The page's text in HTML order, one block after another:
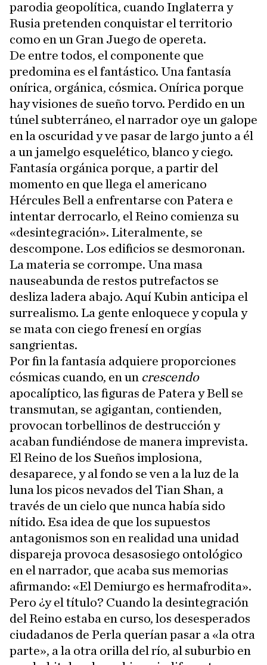
parodia geopolítica, cuando Inglaterra y
Rusia pretenden conquistar el territorio
como en un Gran Juego de opereta.
De entre todos, el componente que
predomina es el fantástico. Una fantasía
onírica, orgánica, cósmica. Onírica porque
hay visiones de sueño torvo. Perdido en un
túnel subterráneo, el narrador oye un galope
en la oscuridad y ve pasar de largo junto a él
a un jamelgo esquelético, blanco y ciego.
Fantasía orgánica porque, a partir del
momento en que llega el americano
Hércules Bell a enfrentarse con Patera e
intentar derrocarlo, el Reino comienza su
«desintegración». Literalmente, se
descompone. Los edificios se desmoronan.
La materia se corrompe. Una masa
nauseabunda de restos putrefactos se
desliza ladera abajo. Aquí Kubin anticipa el
surrealismo. La gente enloquece y copula y
se mata con ciego frenesí en orgías
sangrientas.
Por fin la fantasía adquiere proporciones
cósmicas cuando, en un crescendo
apocalíptico, las figuras de Patera y Bell se
transmutan, se agigantan, contienden,
provocan torbellinos de destrucción y
acaban fundiéndose de manera imprevista.
El Reino de los Sueños implosiona,
desaparece, y al fondo se ven a la luz de la
luna los picos nevados del Tian Shan, a
través de un cielo que nunca había sido
nítido. Esa idea de que los supuestos
antagonismos son en realidad una unidad
dispareja provoca desasosiego ontológico
en el narrador, que acaba sus memorias
afirmando: «El Demiurgo es hermafrodita».
Pero ¿y el título? Cuando la desintegración
del Reino estaba en curso, los desesperados
ciudadanos de Perla querían pasar a «la otra
parte», a la otra orilla del río, al suburbio en